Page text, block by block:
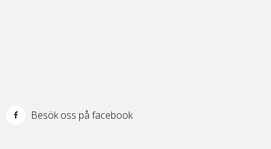
Besök oss på facebook